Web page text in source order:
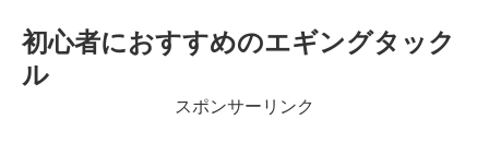
初心者におすすめのエギングタック
ル
スポンサーリンク